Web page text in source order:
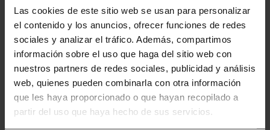
Las cookies de este sitio web se usan para personalizar
el contenido y los anuncios, ofrecer funciones de redes
sociales y analizar el tráfico. Además, compartimos
información sobre el uso que haga del sitio web con
nuestros partners de redes sociales, publicidad y análisis
web, quienes pueden combinarla con otra información
que les haya proporcionado o que hayan recopilado a
partir del uso que haya hecho de sus servicios.
CULLA NEL MIO APPARTAMENTO? IL SERVIZIO HA UN COSTO
EXTRA?
SI PUÒ USUFRUIRE DI UN SERVIZIO DI BABYSITTING?
GLI APPARTAMENTI DI LUGARIS VENGONO REGOLARMENTE
PULITI?